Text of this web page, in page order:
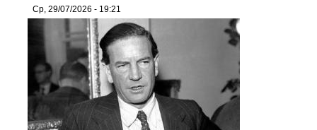
Ср, 29/07/2026 - 19:21